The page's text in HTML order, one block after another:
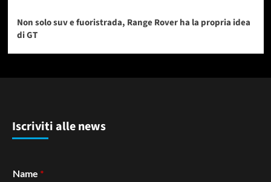
Non solo suv e fuoristrada, Range Rover ha la propria idea
di GT
Iscriviti alle news
Name *